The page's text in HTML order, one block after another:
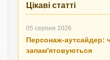
Цікаві статті
05 серпня 2026
Персонаж-аутсайдер:
запам'ятовуються